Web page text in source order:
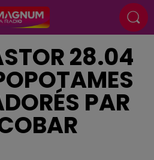
28.04
PAR